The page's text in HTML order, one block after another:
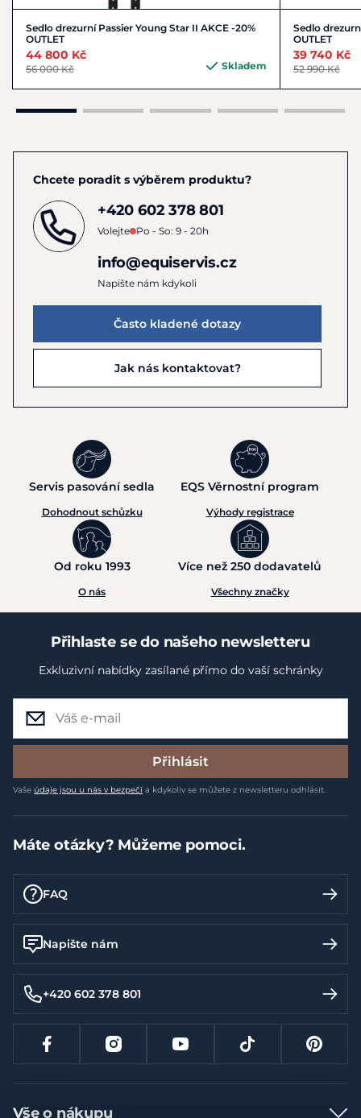
Sedlo drezurní Passier Young Star II AKCE -20%
OUTLET
44 800 Kč
56 000 Kč Skladem
Sedlo
OUTLET
39 740 Kč
52 990 Kč
Chcete poradit s výběrem produktu?
+420 602 378 801
Volejte Po - So: 9 - 20h
info@equiservis.cz
Napište nám kdykoli
Často kladené dotazy
Jak nás kontaktovat?
Servis pasování sedla
Dohodnout schůzku
EQS Věrnostní program
Výhody registrace
Od roku 1993
O nás
Více než 250 dodavatelů
Všechny značky
Přihlaste se do našeho newsletteru
Exkluzivní nabídky zasílané přímo do vaší schránky
Přihlásit
Vaše údaje jsou u nás v bezpečí a kdykoliv se můžete z newsletteru odhlásit.
Máte otázky? Můžeme pomoci.
FAQ
Napište nám
+420 602 378 801
Vše o nákupu